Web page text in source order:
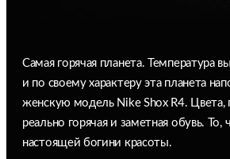
Самая горячая планета. Температура
и по своему характеру эта планета
женскую модель Nike Shox R4. Цвета,
реально горячая и заметная обувь.
настоящей богини красоты.